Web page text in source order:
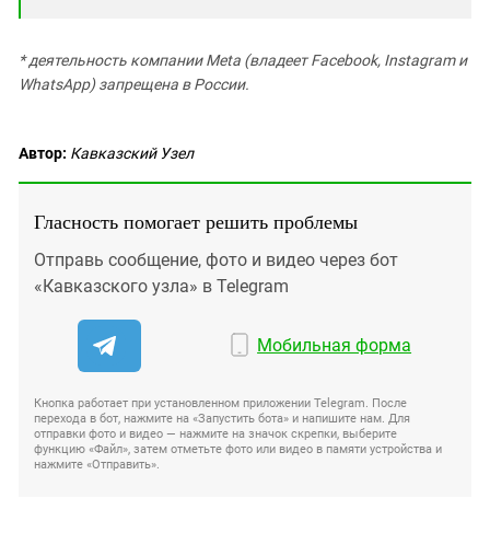
* деятельность компании Meta (владеет Facebook, Instagram и
WhatsApp) запрещена в России.
Автор: Кавказский Узел
Гласность помогает решить проблемы
Отправь сообщение, фото и видео через бот
«Кавказского узла» в Telegram
Мобильная форма
Кнопка работает при установленном приложении Telegram. После
перехода в бот, нажмите на «Запустить бота» и напишите нам. Для
отправки фото и видео — нажмите на значок скрепки, выберите
функцию «Файл», затем отметьте фото или видео в памяти устройства и
нажмите «Отправить».